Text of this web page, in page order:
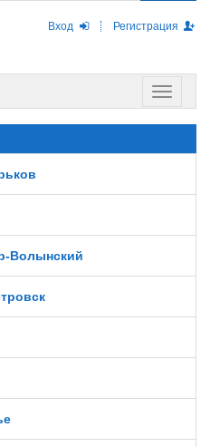
Вход Регистрация
Волынский